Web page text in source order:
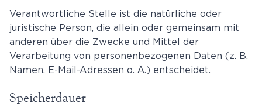
Verantwortliche Stelle ist die natürliche oder
juristische Person, die allein oder gemeinsam mit
anderen über die Zwecke und Mittel der
Verarbeitung von personenbezogenen Daten (z. B.
Namen, E-Mail-Adressen o. Ä.) entscheidet.
Speicherdauer